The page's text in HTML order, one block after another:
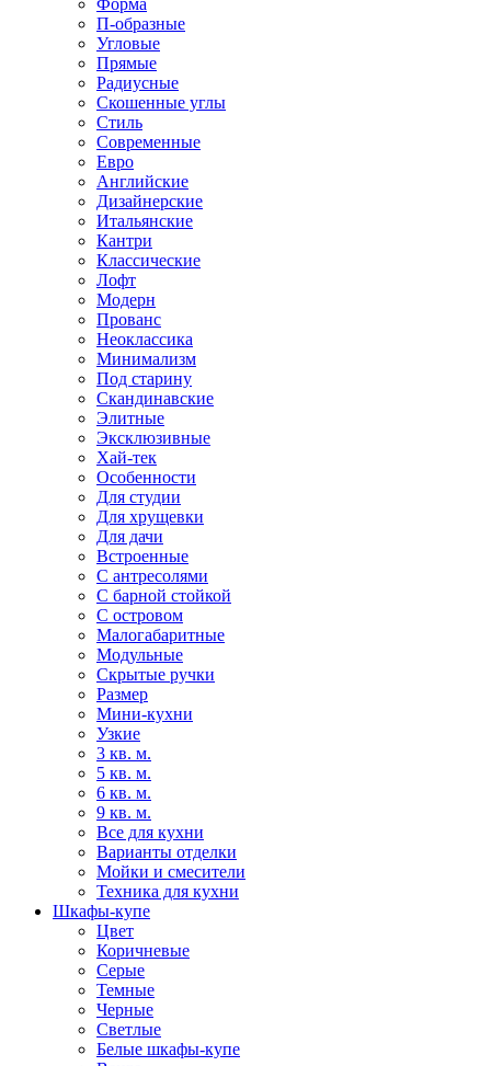
Форма
П-образные
Угловые
Прямые
Радиусные
Скошенные углы
Стиль
Современные
Евро
Английские
Дизайнерские
Итальянские
Кантри
Классические
Лофт
Модерн
Прованс
Неоклассика
Минимализм
Под старину
Скандинавские
Элитные
Эксклюзивные
Хай-тек
Особенности
Для студии
Для хрущевки
Для дачи
Встроенные
С антресолями
С барной стойкой
С островом
Малогабаритные
Модульные
Скрытые ручки
Размер
Мини-кухни
Узкие
3 кв. м.
5 кв. м.
6 кв. м.
9 кв. м.
Все для кухни
Варианты отделки
Мойки и смесители
Техника для кухни
Шкафы-купе
Цвет
Коричневые
Серые
Темные
Черные
Светлые
Белые шкафы-купе